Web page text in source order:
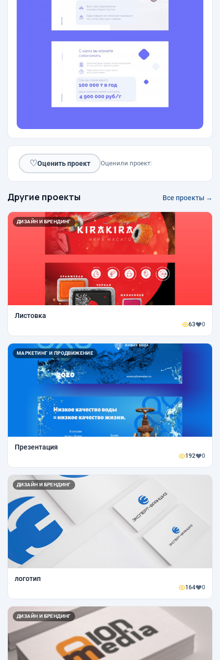
♡Оценить проект Оценили проект:
Другие проекты Все проекты →
ДИЗАЙН И БРЕНДИНГ
Листовка
63 0
МАРКЕТИНГ И ПРОДВИЖЕНИЕ
Презентация
192 0
ДИЗАЙН И БРЕНДИНГ
логотип
164 0
ДИЗАЙН И БРЕНДИНГ